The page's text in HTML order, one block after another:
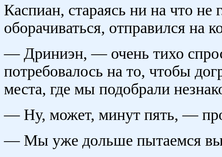
Каспиан, стараясь ни на что не
оборачиваться, отправился на
— Дриниэн, — очень тихо
потребовалось на то, чтобы
места, где мы подобрали
— Ну, может, минут пять, —
— Мы уже дольше пытаемся